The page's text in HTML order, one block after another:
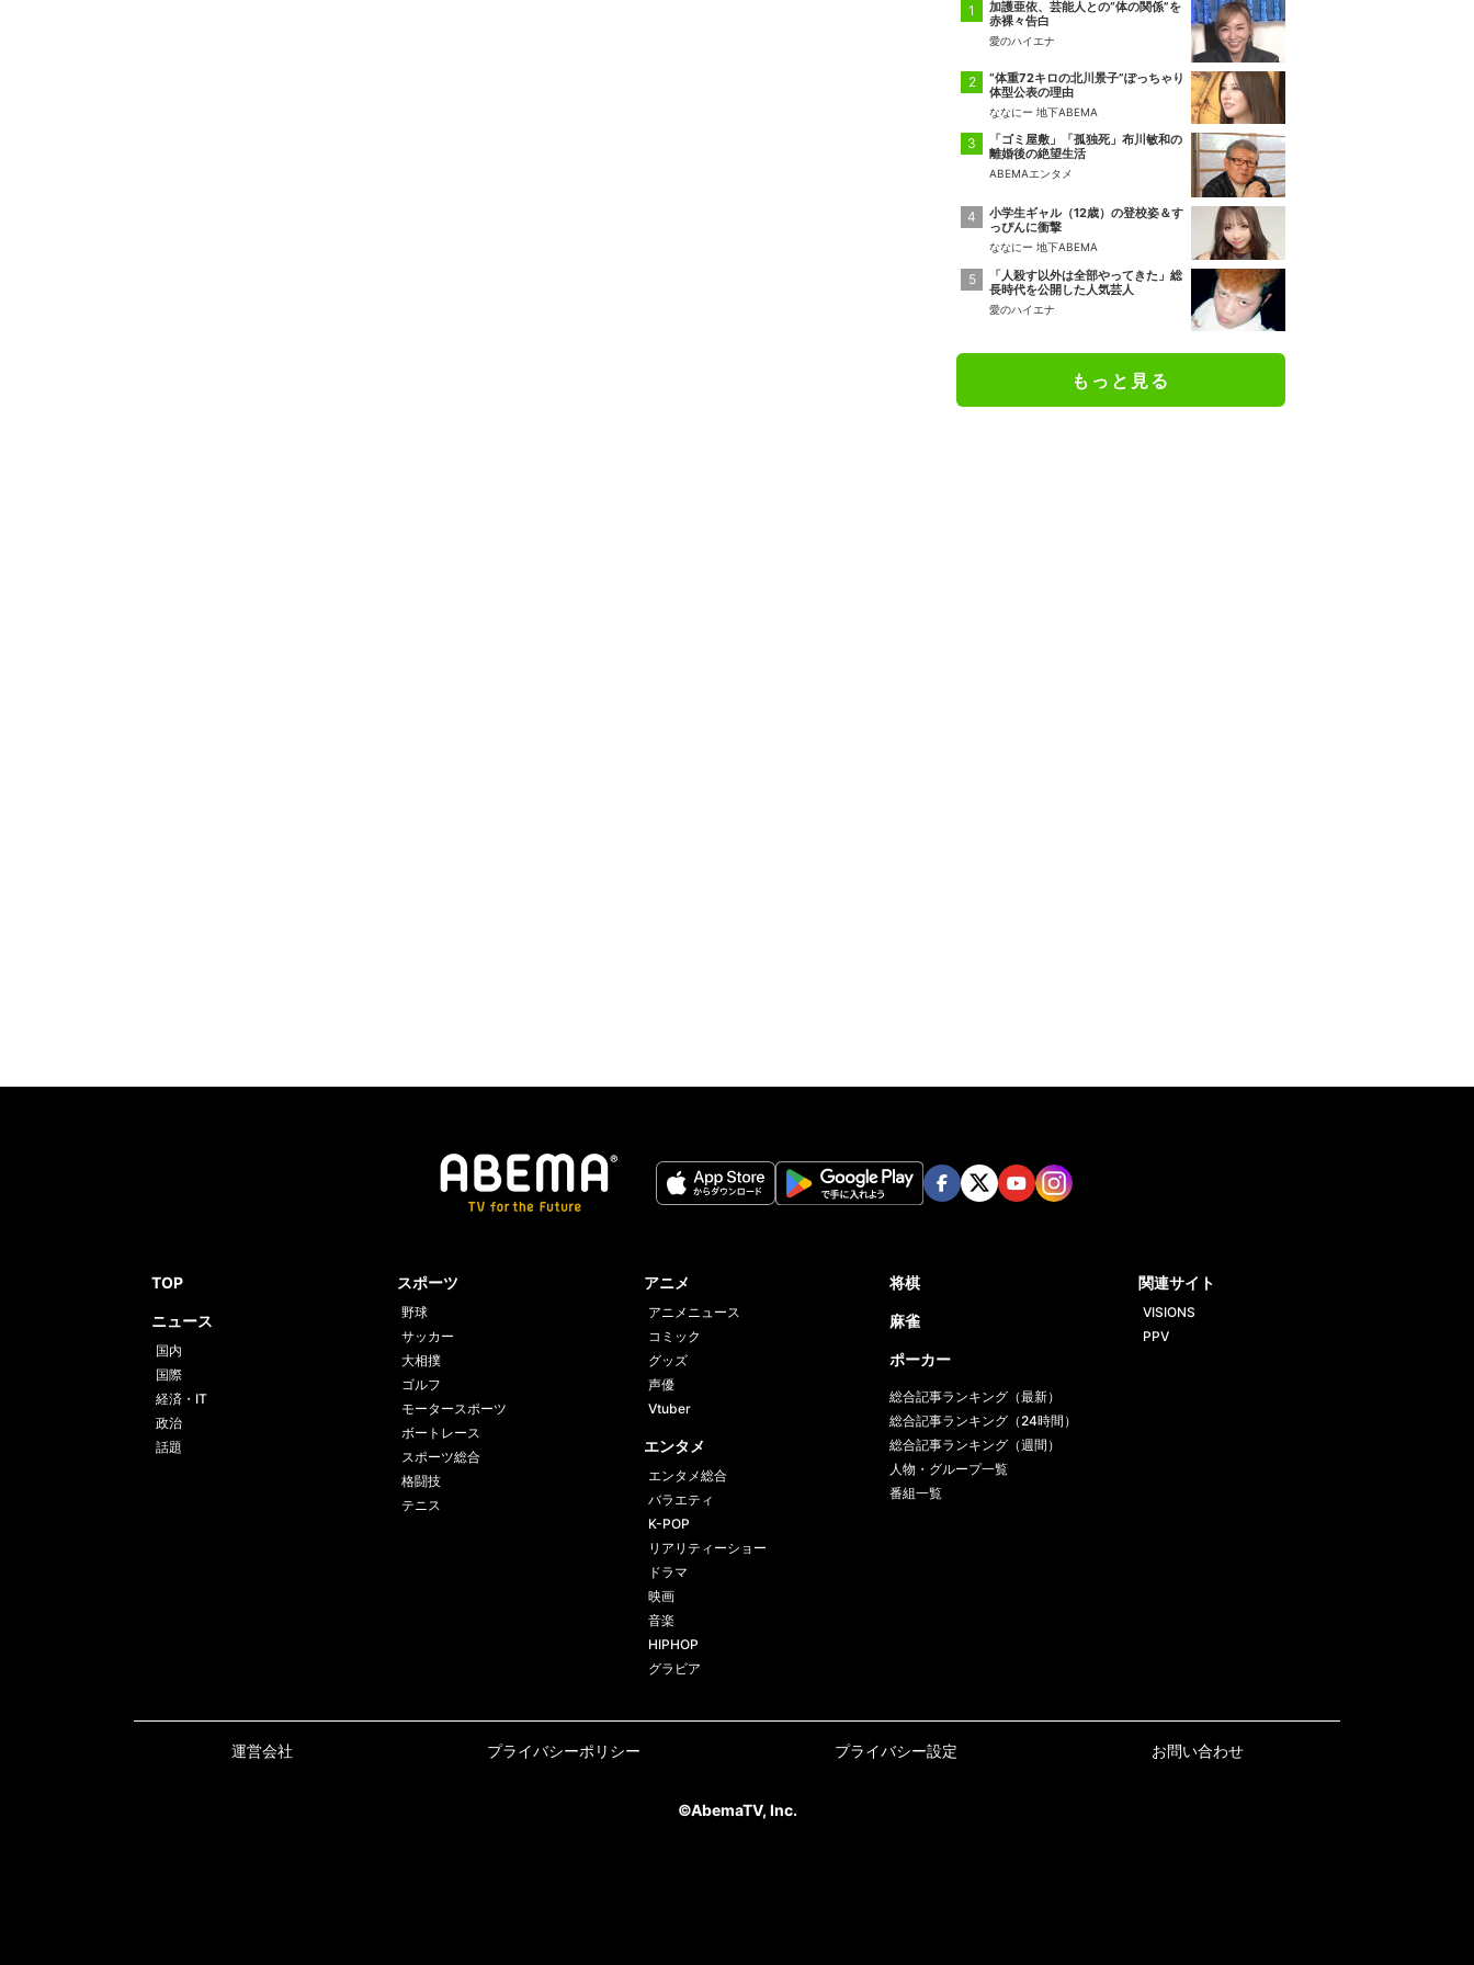
加護亜依、芸能人との“体の関係”を
赤裸々告白
愛のハイエナ
“体重72キロの北川景子”ぽっちゃり
体型公表の理由
ななにー 地下ABEMA
「ゴミ屋敷」「孤独死」布川敏和の
離婚後の絶望生活
ABEMAエンタメ
小学生ギャル（12歳）の登校姿＆す
っぴんに衝撃
ななにー 地下ABEMA
「人殺す以外は全部やってきた」総
長時代を公開した人気芸人
愛のハイエナ
もっと見る
TOP
ニュース
国内
国際
経済・IT
政治
話題
スポーツ
野球
サッカー
大相撲
ゴルフ
モータースポーツ
ボートレース
スポーツ総合
格闘技
テニス
アニメ
アニメニュース
コミック
グッズ
声優
Vtuber
エンタメ
エンタメ総合
バラエティ
K-POP
リアリティーショー
ドラマ
映画
音楽
HIPHOP
グラビア
将棋
麻雀
ポーカー
総合記事ランキング（最新）
総合記事ランキング（24時間）
総合記事ランキング（週間）
人物・グループ一覧
番組一覧
関連サイト
VISIONS
PPV
運営会社 プライバシーポリシー プライバシー設定 お問い合わせ
©AbemaTV, Inc.